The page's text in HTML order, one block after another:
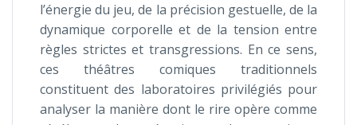
l’énergie du jeu, de la précision gestuelle, de la
dynamique corporelle et de la tension entre
règles strictes et transgressions. En ce sens,
ces théâtres comiques traditionnels
constituent des laboratoires privilégiés pour
analyser la manière dont le rire opère comme